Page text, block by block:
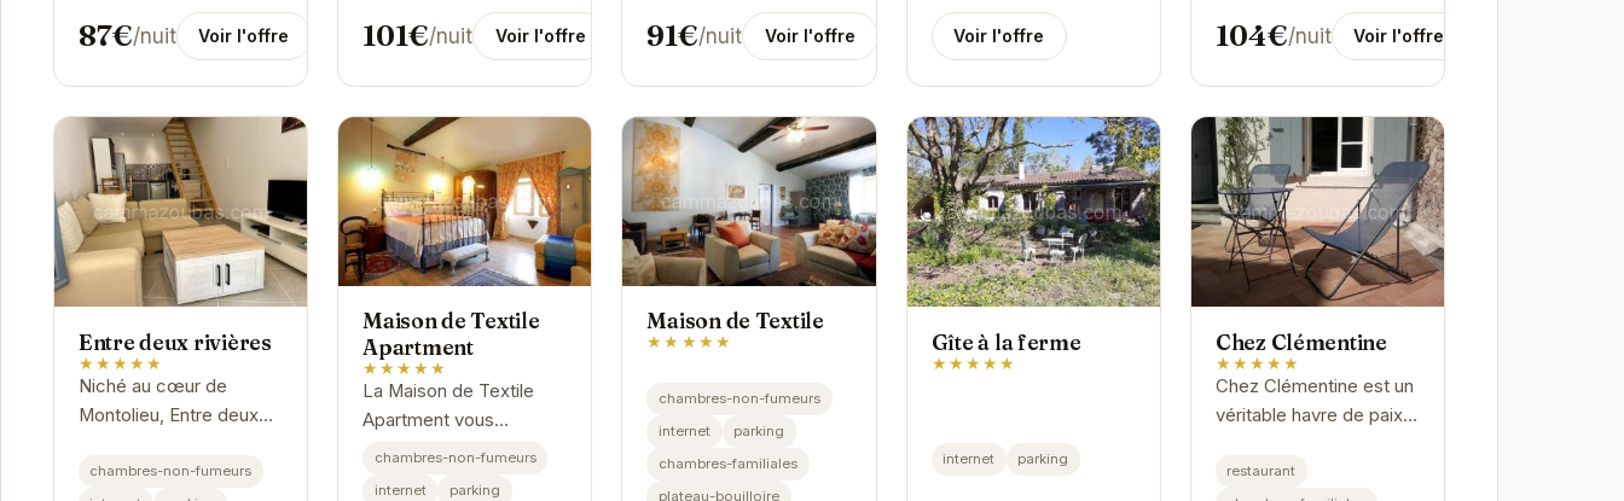
87€/nuit Voir l'offre 101€/nuit Voir l'offre 91€/nuit Voir l'offre Voir l'offre 104€/nuit Voir l'offre
Entre deux rivières
★★★★★
Niché au cœur de
Montolieu, Entre deux
séjour reposant.
chambres-non-fumeurs
Maison de Textile
Apartment
★★★★★
La Maison de Textile
Apartment vous
accueille dans un cadre
chambres-non-fumeurs
internet
parking
Maison de Textile
★★★★★
chambres-non-fumeurs
internet
parking
chambres-familiales
plateau-bouilloire
Gîte à la ferme
★★★★★
internet parking
Chez Clémentine
★★★★★
Chez Clémentine est un
véritable havre de paix à
atmosphère
restaurant